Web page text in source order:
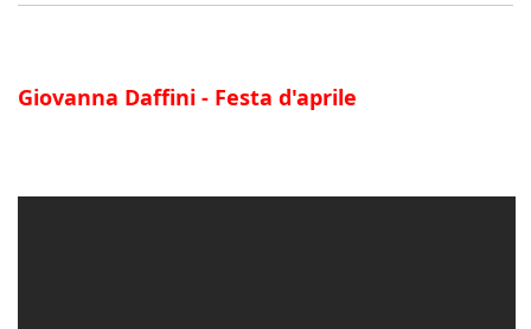
Giovanna Daffini - Festa d'aprile